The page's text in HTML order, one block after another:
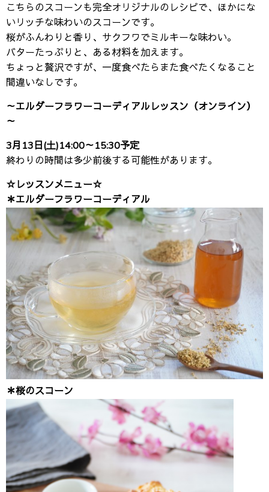
こちらのスコーンも完全オリジナルのレシピで、ほかにな
いリッチな味わいのスコーンです。
桜がふんわりと香り、サクフワでミルキーな味わい。
バターたっぷりと、ある材料を加えます。
ちょっと贅沢ですが、一度食べたらまた食べたくなること
間違いなしです。
～エルダーフラワーコーディアルレッスン（オンライン）
～
3月13日(土)14:00～15:30予定
終わりの時間は多少前後する可能性があります。
☆レッスンメニュー☆
＊エルダーフラワーコーディアル
＊桜のスコーン